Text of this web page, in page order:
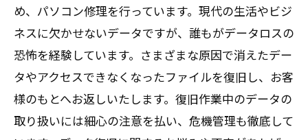
め、パソコン修理を行っています。現代の生活やビジ
ネスに欠かせないデータですが、誰もがデータロスの
恐怖を経験しています。さまざまな原因で消えたデー
タやアクセスできなくなったファイルを復旧し、お客
様のもとへお返しいたします。復旧作業中のデータの
取り扱いには細心の注意を払い、危機管理も徹底して